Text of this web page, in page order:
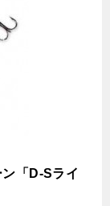
「D-Sライ